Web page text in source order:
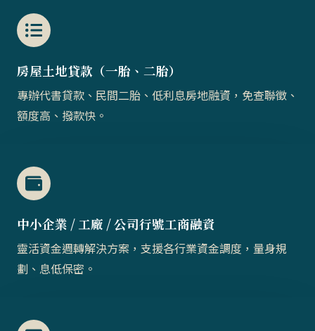
房屋土地貸款（一胎、二胎）​​
專辦代書貸款、民間二胎、低利息房地融資，免查聯徵、
額度高、撥款快。
中小企業 / 工廠 / 公司行號工商融資
靈活資金週轉解決方案，支援各行業資金調度，量身規
劃、息低保密。